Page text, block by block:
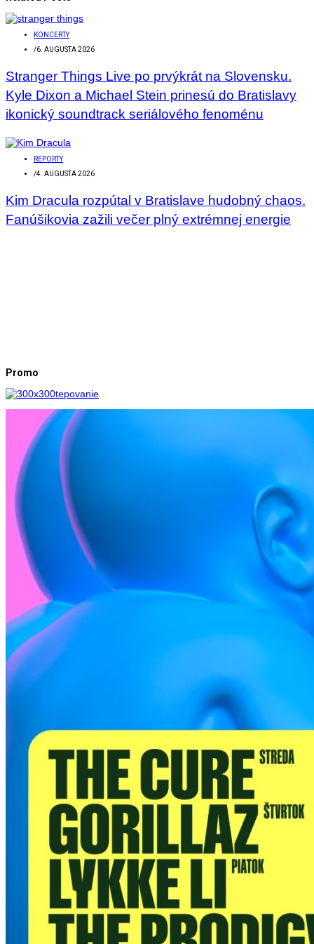
KONCERTY
/6. AUGUSTA 2026
Stranger Things Live po prvýkrát na Slovensku.
Kyle Dixon a Michael Stein prinesú do Bratislavy
ikonický soundtrack seriálového fenoménu
REPORTY
/4. AUGUSTA 2026
Kim Dracula rozpútal v Bratislave hudobný chaos.
Fanúšikovia zažili večer plný extrémnej energie
Promo